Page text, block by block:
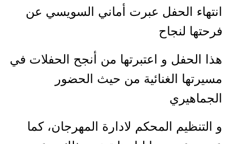
انتهاء الحفل عبرت أماني السويسي عن
فرحتها لنجاح
هذا الحفل و اعتبرتها من أنجح الحفلات في
مسيرتها الغنائية من حيث الحضور
الجماهيري
و التنظيم المحكم لادارة المهرجان، كما